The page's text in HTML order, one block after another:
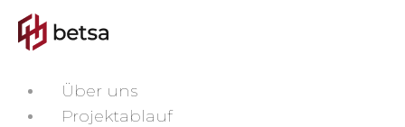
Über uns
Projektablauf